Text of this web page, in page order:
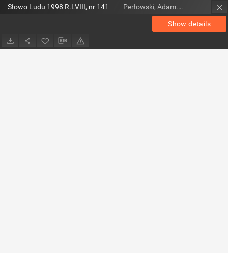
Show details
Słowo Ludu 1998 R.LVIII, nr 141 Perłowski, Adam. Red.